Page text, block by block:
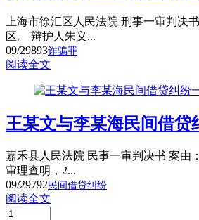
上海市徐汇区人民法院 刑事一审判决
区。 辩护人朱义...
09/29893诈骗罪
阅读全文
王某文与李某海民间借贷
嘉禾县人民法院 民事一审判决书 案由
审理查明，2...
09/29792 民间借贷纠纷
阅读全文